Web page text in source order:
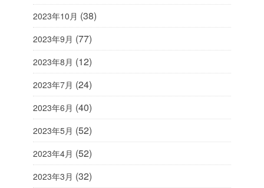
2023年10月 (38)
2023年9月 (77)
2023年8月 (12)
2023年7月 (24)
2023年6月 (40)
2023年5月 (52)
2023年4月 (52)
2023年3月 (32)